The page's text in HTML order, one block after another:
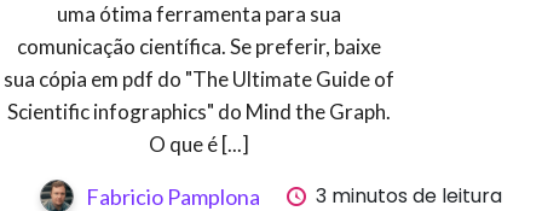
uma ótima ferramenta para sua
comunicação científica. Se preferir, baixe
sua cópia em pdf do "The Ultimate Guide of
Scientific infographics" do Mind the Graph.
O que é [...]
Fabricio Pamplona
3 minutos de leitura